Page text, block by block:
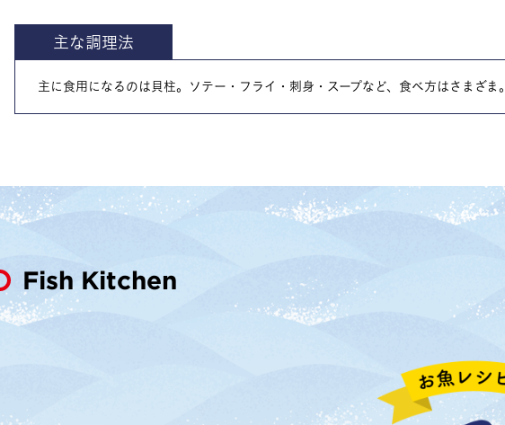
主な調理法
主に食用になるのは貝柱。ソテー・フライ・刺身・スープなど、食べ方はさまざま。
Fish Kitchen